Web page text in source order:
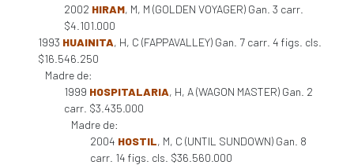
2002 HIRAM, M, M (GOLDEN VOYAGER) Gan. 3 carr.
$4.101.000
1993 HUAINITA, H, C (FAPPAVALLEY) Gan. 7 carr. 4 figs. cls.
$16.546.250
Madre de:
1999 HOSPITALARIA, H, A (WAGON MASTER) Gan. 2
carr. $3.435.000
Madre de:
2004 HOSTIL, M, C (UNTIL SUNDOWN) Gan. 8
carr. 14 figs. cls. $36.560.000